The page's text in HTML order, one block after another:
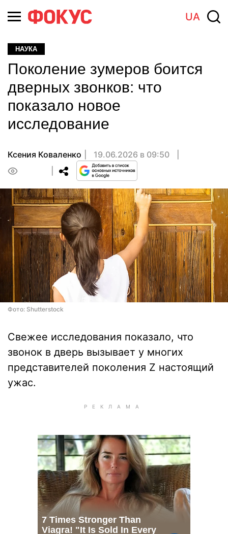
UA
НАУКА
Поколение зумеров боится
дверных звонков: что
показало новое
исследование
Ксения Коваленко
19.06.2026 в 09:50
Фото: Shutterstock
Свежее исследования показало, что
звонок в дверь вызывает у многих
представителей поколения Z настоящий
ужас.